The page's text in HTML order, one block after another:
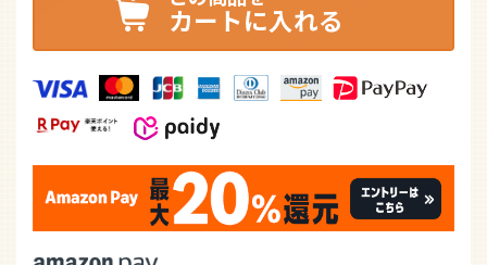
カートに入れる